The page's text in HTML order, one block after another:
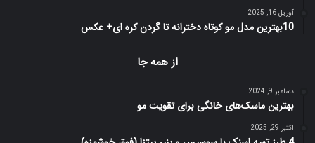
آوریل 16, 2025
10بهترین مدل مو کوتاه دخترانه تا گردن کره ای+ عکس
از همه جا
دسامبر 9, 2024
بهترین ماسک‌های خانگی برای تقویت مو
اکتبر 29, 2025